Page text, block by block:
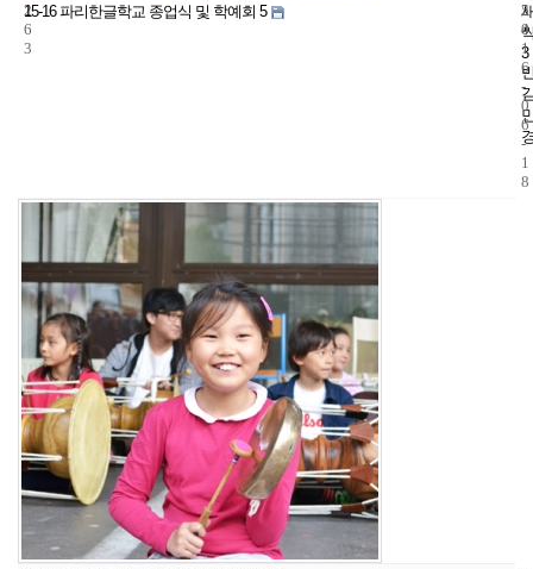
2
6
3
15-16 파리한글학교 종업식 및 학예회 5
3
5
4
2
0
1
6
-
0
6
-
1
8